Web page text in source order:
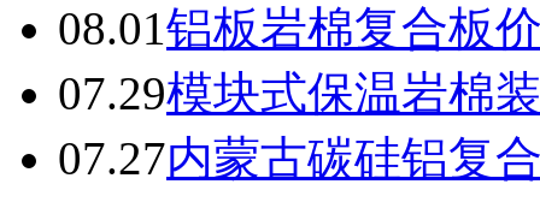
08.01铝板岩棉复合板
07.29模块式保温岩棉
07.27内蒙古碳硅铝复